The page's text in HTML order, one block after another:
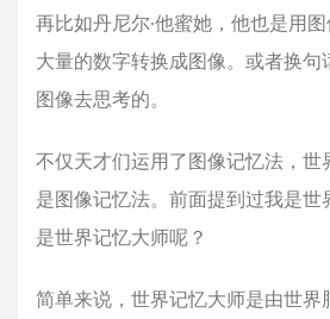
再比如丹尼尔·他蜜她，他也是用
大量的数字转换成图像。或者换句
图像去思考的。
不仅天才们运用了图像记忆法，世
是图像记忆法。前面提到过我是世
是世界记忆大师呢？
简单来说，世界记忆大师是由世界